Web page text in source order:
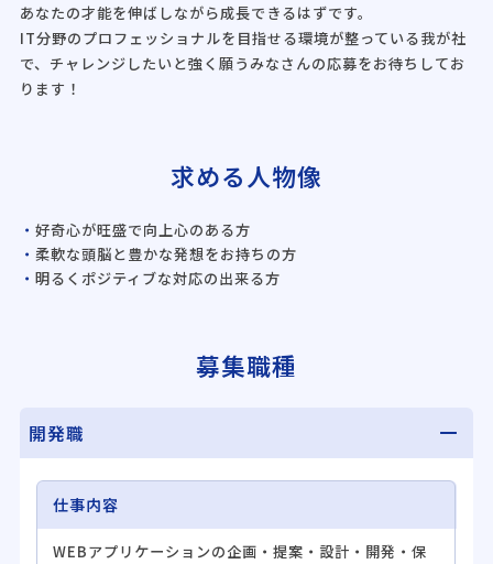
あなたの才能を伸ばしながら成長できるはずです。
IT分野のプロフェッショナルを目指せる環境が整っている我が社
で、チャレンジしたいと強く願うみなさんの応募をお待ちしてお
ります！
求める人物像
好奇心が旺盛で向上心のある方
柔軟な頭脳と豊かな発想をお持ちの方
明るくポジティブな対応の出来る方
募集職種
開発職
仕事内容
WEBアプリケーションの企画・提案・設計・開発・保